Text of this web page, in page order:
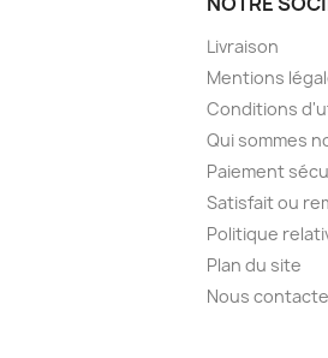
Livraison
Mentions
Conditions
Qui sommes
Paiement
Satisfait ou
Politique
Plan du site
Nous